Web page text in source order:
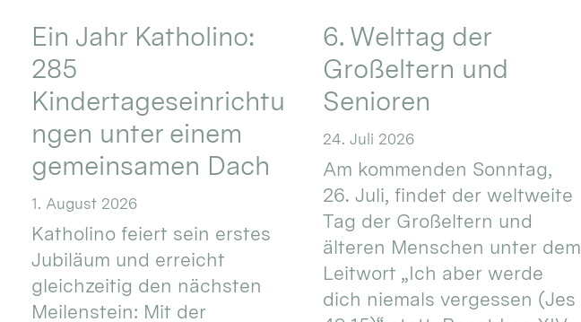
Ein Jahr Katholino:
285
Kindertageseinrichtu
ngen unter einem
gemeinsamen Dach
1. August 2026
Katholino feiert sein erstes
Jubiläum und erreicht
gleichzeitig den nächsten
Meilenstein: Mit der
6. Welttag der
Großeltern und
Senioren
24. Juli 2026
Am kommenden Sonntag,
26. Juli, findet der weltweite
Tag der Großeltern und
älteren Menschen unter dem
Leitwort „Ich aber werde
dich niemals vergessen (Jes